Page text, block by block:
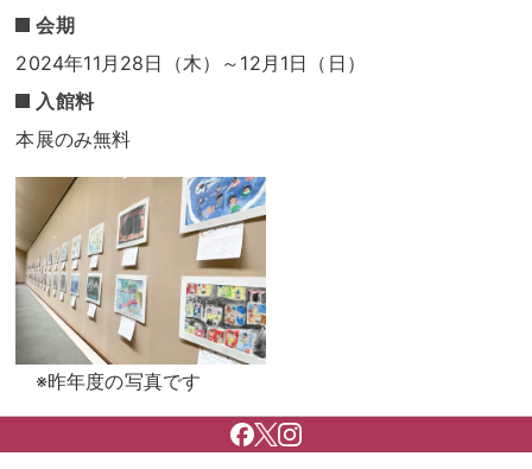
会期
2024年11月28日（木）～12月1日（日）
入館料
本展のみ無料
※昨年度の写真です